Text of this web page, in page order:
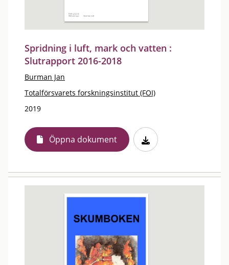
Spridning i luft, mark och vatten :
Slutrapport 2016-2018
Burman Jan
Totalförsvarets forskningsinstitut (FOI)
2019
Öppna dokument